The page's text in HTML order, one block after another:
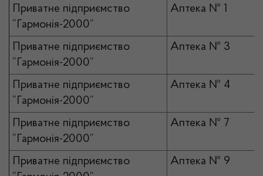
Приватне підприємство
“Гармонія-2000”
Аптека № 1
Приватне підприємство
“Гармонія-2000”
Аптека № 3
Приватне підприємство
“Гармонія-2000”
Аптека № 4
Приватне підприємство
“Гармонія-2000”
Аптека № 7
Приватне підприємство
Аптека № 9